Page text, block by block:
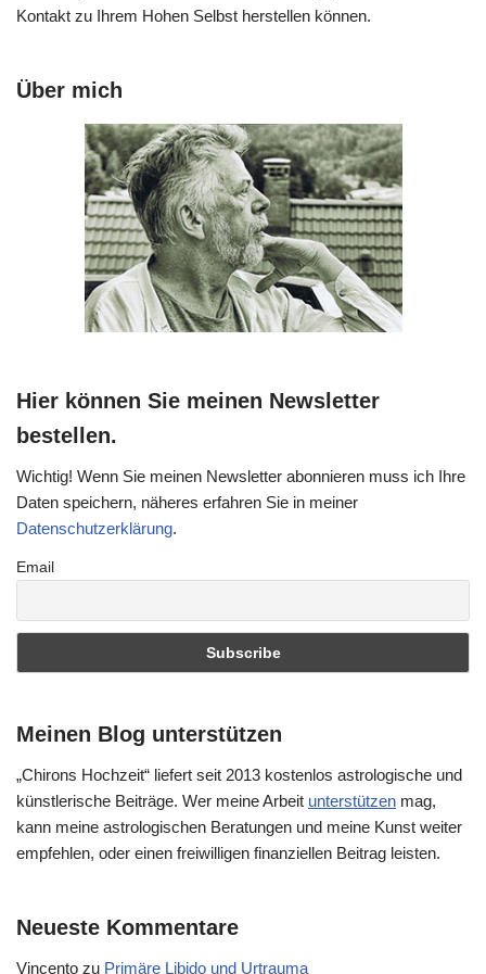
Kontakt zu Ihrem Hohen Selbst herstellen können.
Über mich
Hier können Sie meinen Newsletter
bestellen.
Wichtig! Wenn Sie meinen Newsletter abonnieren muss ich Ihre
Daten speichern, näheres erfahren Sie in meiner
Datenschutzerklärung.
Email
Meinen Blog unterstützen
„Chirons Hochzeit“ liefert seit 2013 kostenlos astrologische und
künstlerische Beiträge. Wer meine Arbeit unterstützen mag,
kann meine astrologischen Beratungen und meine Kunst weiter
empfehlen, oder einen freiwilligen finanziellen Beitrag leisten.
Neueste Kommentare
Vincento zu Primäre Libido und Urtrauma